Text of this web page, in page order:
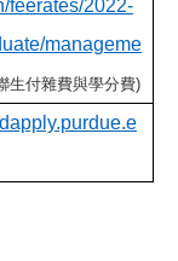
feerates/2022-
manageme
生付雜費與學分費)